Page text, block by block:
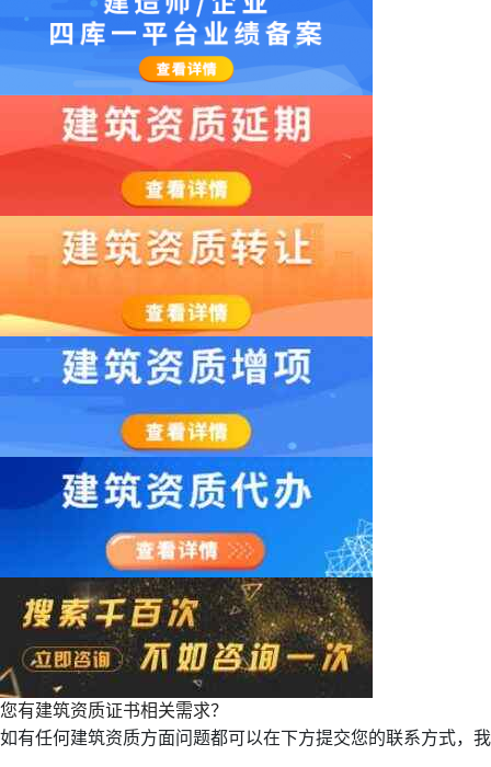
您有建筑资质证书相关需求？
如有任何建筑资质方面问题都可以在下方提交您的联系方式，